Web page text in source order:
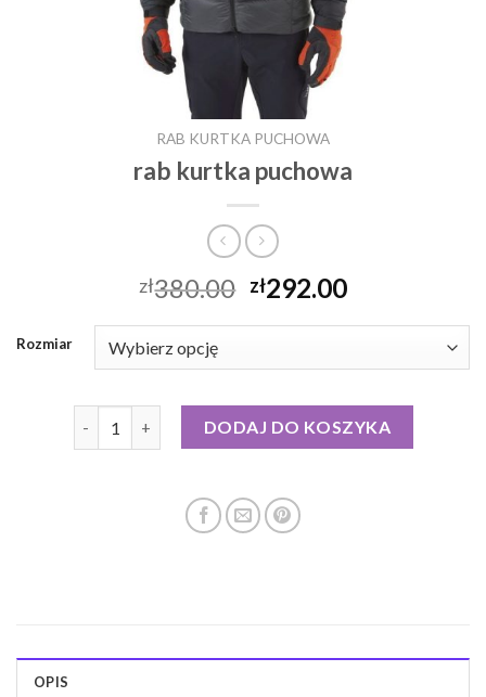
RAB KURTKA PUCHOWA
rab kurtka puchowa
zł380.00 zł292.00
Rozmiar
ilość rab kurtka puchowaDODAJ DO KOSZYKA
OPIS